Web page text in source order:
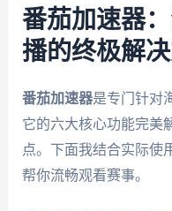
番茄加速器
播的终极解
番茄加速器是专门针对
它的六大核心功能完美
点。下面我结合实际使
帮你流畅观看赛事。